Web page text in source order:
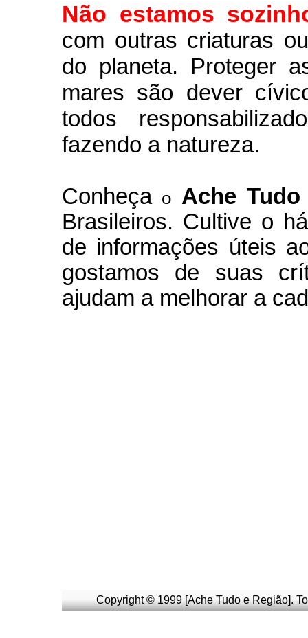
Não estamos
com outras criaturas
do planeta. Proteger
mares são dever
todos
fazendo a natureza.
Conheçao Ache
Brasileiros. Cultive o
de informações úteis
gostamos de suas
ajudam a melhorar a
Copyright © 1999 [Ache Tudo e Região].